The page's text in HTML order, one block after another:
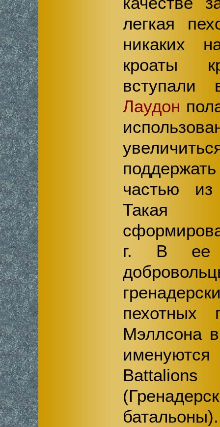
легкая
никаких
кроаты
Лаудон
частью
Такая
г. В ее
пехотных
Мэллсона